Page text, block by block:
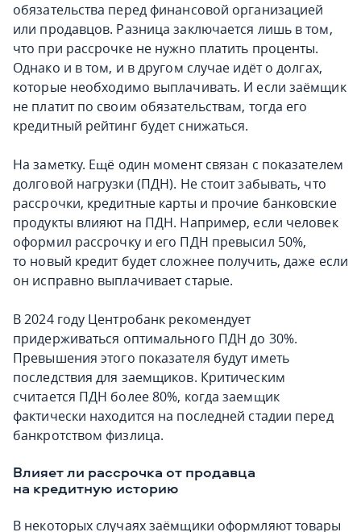
обязательства перед финансовой организацией
или продавцов. Разница заключается лишь в том,
что при рассрочке не нужно платить проценты.
Однако и в том, и в другом случае идёт о долгах,
которые необходимо выплачивать. И если заёмщик
не платит по своим обязательствам, тогда его
кредитный рейтинг будет снижаться.
На заметку. Ещё один момент связан с показателем
долговой нагрузки (ПДН). Не стоит забывать, что
рассрочки, кредитные карты и прочие банковские
продукты влияют на ПДН. Например, если человек
оформил рассрочку и его ПДН превысил 50%,
то новый кредит будет сложнее получить, даже если
он исправно выплачивает старые.
В 2024 году Центробанк рекомендует
придерживаться оптимального ПДН до 30%.
Превышения этого показателя будут иметь
последствия для заемщиков. Критическим
считается ПДН более 80%, когда заемщик
фактически находится на последней стадии перед
банкротством физлица.
Влияет ли рассрочка от продавца
на кредитную историю
В некоторых случаях заёмщики оформляют товары